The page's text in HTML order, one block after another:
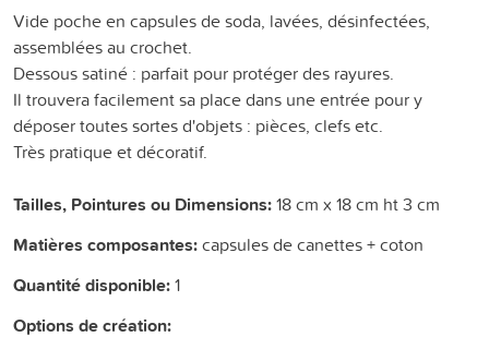
Vide poche en capsules de soda, lavées, désinfectées,
assemblées au crochet.
Dessous satiné : parfait pour protéger des rayures.
Il trouvera facilement sa place dans une entrée pour y
déposer toutes sortes d'objets : pièces, clefs etc.
Très pratique et décoratif.
Tailles, Pointures ou Dimensions:18 cm x 18 cm ht 3 cm
Matières composantes:capsules de canettes + coton
Quantité disponible:1
Options de création: